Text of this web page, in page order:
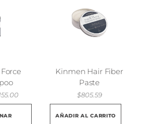
Kinmen Hair Fiber
Paste
$805.59
AÑADIR AL CARRITO